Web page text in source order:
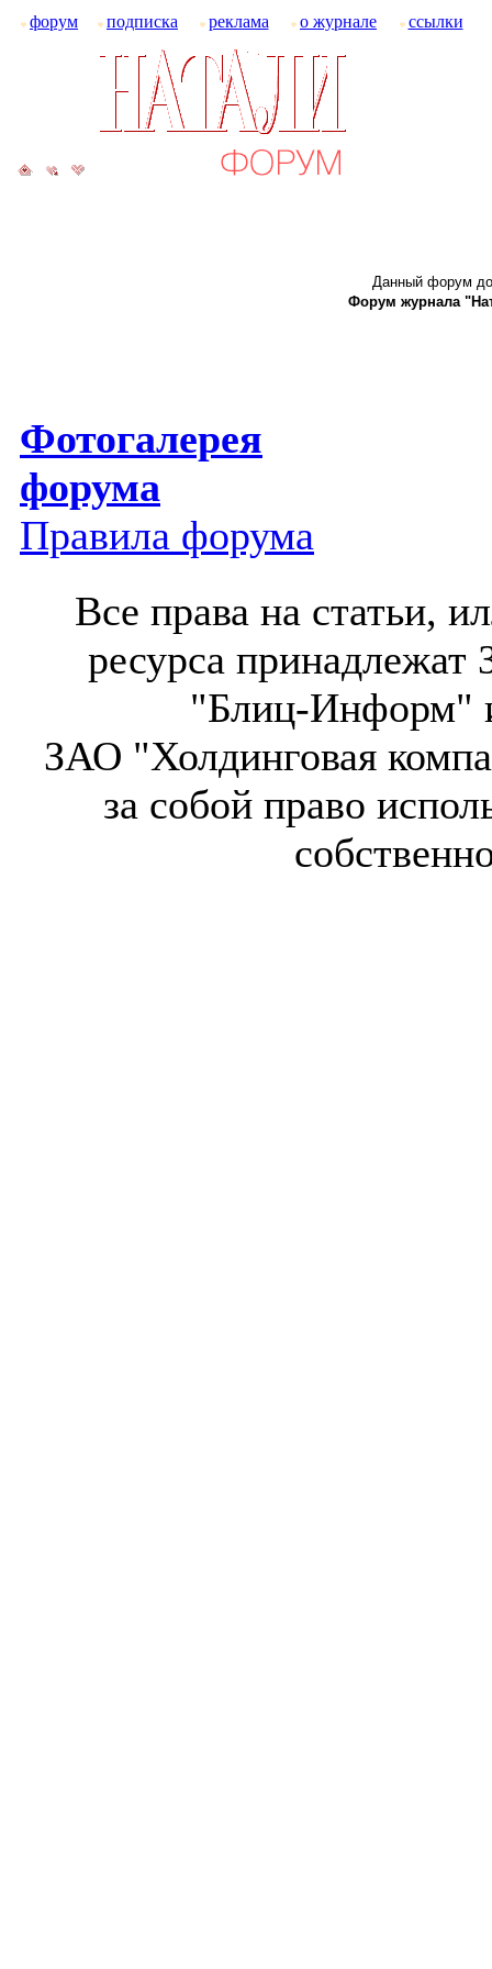
форум подписка реклама о журнале ссылки
Данный форум
Форум журнала
Фотогалерея
форума
Правила форума
Все права на статьи,
ресурса
"Блиц-Информ"
ЗАО "Холдинговая
за собой право